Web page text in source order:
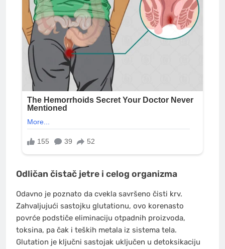
Odličan čistač jetre i celog organizma
Odavno je poznato da cvekla savršeno čisti krv.
Zahvaljujući sastojku glutationu, ovo korenasto
povrće podstiče eliminaciju otpadnih proizvoda,
toksina, pa čak i teških metala iz sistema tela.
Glutation je ključni sastojak uključen u detoksikaciju